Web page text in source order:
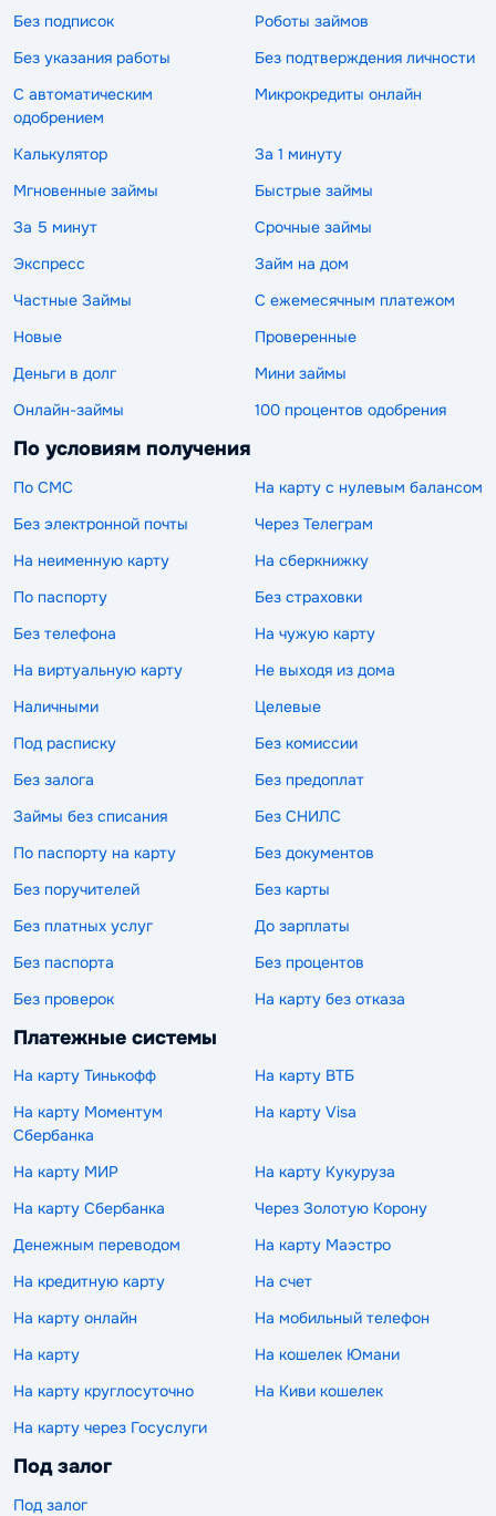
Без подписок
Роботы займов
Без указания работы
Без подтверждения личности
С автоматическим
одобрением
Микрокредиты онлайн
Калькулятор
За 1 минуту
Мгновенные займы
Быстрые займы
За 5 минут
Срочные займы
Экспресс
Займ на дом
Частные Займы
С ежемесячным платежом
Новые
Проверенные
Деньги в долг
Мини займы
Онлайн-займы
100 процентов одобрения
По условиям получения
По СМС
На карту с нулевым балансом
Без электронной почты
Через Телеграм
На неименную карту
На сберкнижку
По паспорту
Без страховки
Без телефона
На чужую карту
На виртуальную карту
Не выходя из дома
Наличными
Целевые
Под расписку
Без комиссии
Без залога
Без предоплат
Займы без списания
Без СНИЛС
По паспорту на карту
Без документов
Без поручителей
Без карты
Без платных услуг
До зарплаты
Без паспорта
Без процентов
Без проверок
На карту без отказа
Платежные системы
На карту Тинькофф
На карту ВТБ
На карту Моментум
Сбербанка
На карту Visa
На карту МИР
На карту Кукуруза
На карту Сбербанка
Через Золотую Корону
Денежным переводом
На карту Маэстро
На кредитную карту
На счет
На карту онлайн
На мобильный телефон
На карту
На кошелек Юмани
На карту круглосуточно
На Киви кошелек
На карту через Госуслуги
Под залог
Под залог